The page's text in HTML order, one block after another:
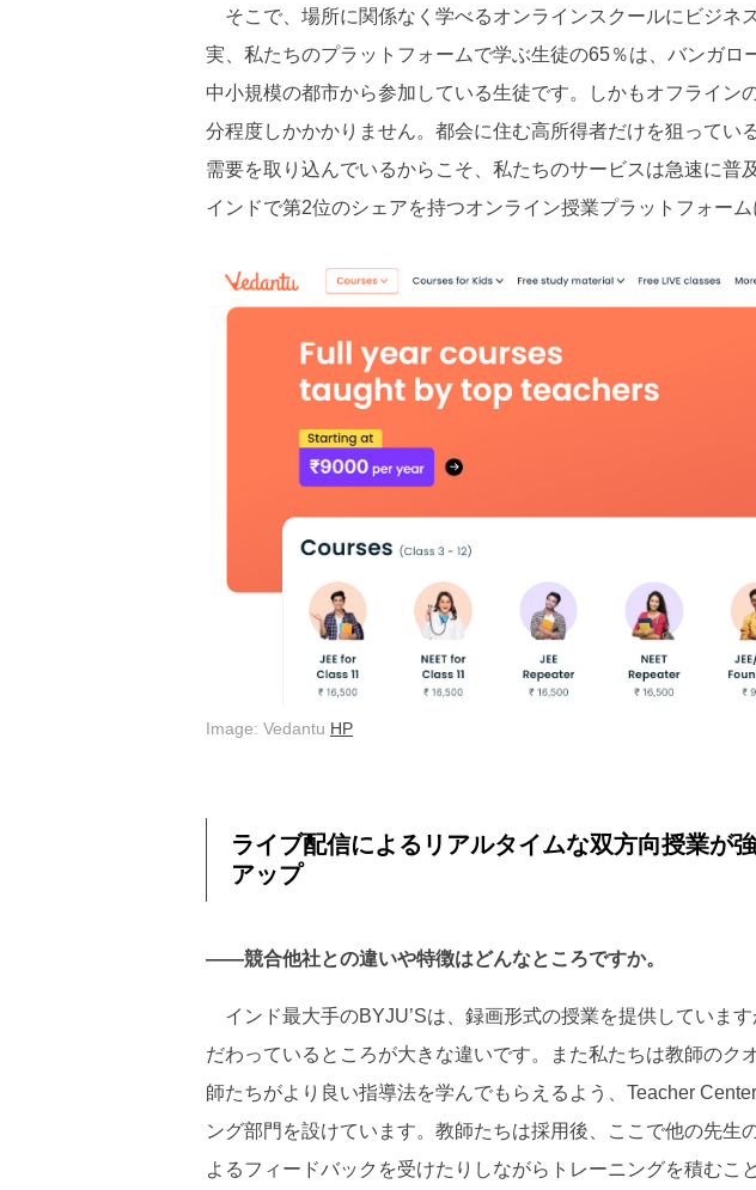
そこで、場所に関係なく学べるオンラインスクールにビジネ
実、私たちのプラットフォームで学ぶ生徒の65％は、バンガロ
中小規模の都市から参加している生徒です。しかもオフライン
分程度しかかかりません。都会に住む高所得者だけを狙ってい
需要を取り込んでいるからこそ、私たちのサービスは急速に普
インドで第2位のシェアを持つオンライン授業プラットフォーム
Image: Vedantu HP
ライブ配信によるリアルタイムな双方向授業が
アップ
――競合他社との違いや特徴はどんなところですか。
インド最大手のBYJU’Sは、録画形式の授業を提供していま
だわっているところが大きな違いです。また私たちは教師のク
師たちがより良い指導法を学んでもらえるよう、Teacher
ング部門を設けています。教師たちは採用後、ここで他の先生
よるフィードバックを受けたりしながらトレーニングを積むこ